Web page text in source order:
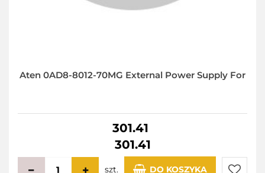
Aten 0AD8-8012-70MG External Power Supply For
301.41
301.41
szt. DO KOSZYKA